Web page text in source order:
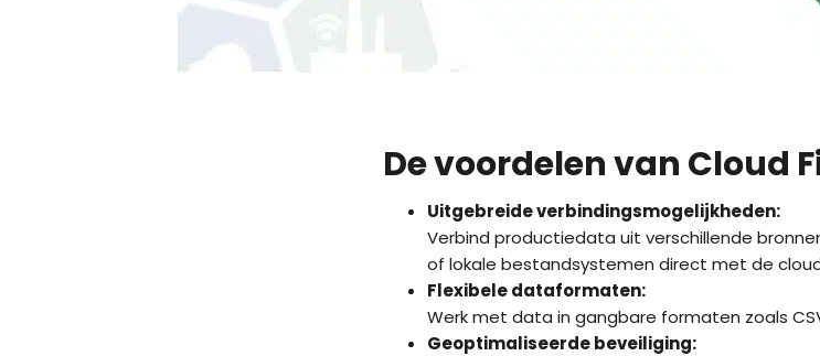
De voordelen van Cloud
Uitgebreide verbindingsmogelijkheden:
Verbind productiedata uit verschillende
of lokale bestandsystemen direct met de
Flexibele dataformaten:
Werk met data in gangbare formaten zoals CSV,
Geoptimaliseerde beveiliging: